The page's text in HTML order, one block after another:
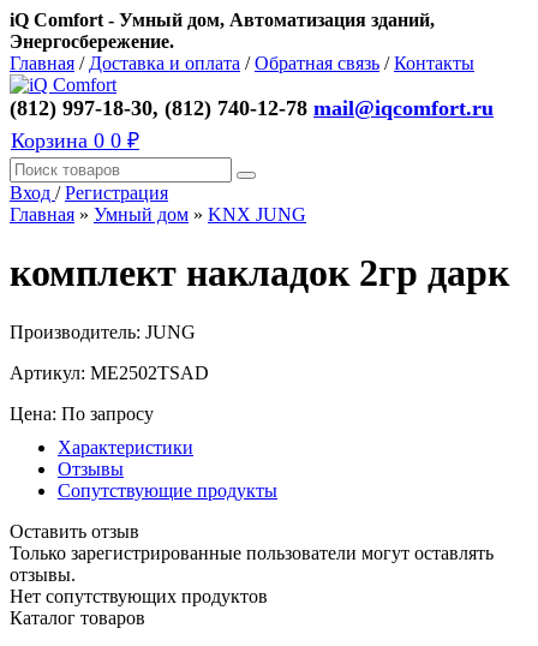
iQ Comfort - Умный дом, Автоматизация зданий,
Энергосбережение.
Главная / Доставка и оплата /Обратная связь /Контакты
(812) 997-18-30, (812) 740-12-78 mail@iqcomfort.ru
Корзина 0 0 ₽
Вход /Регистрация
Главная » Умный дом » KNX JUNG
комплект накладок 2гр дарк
Производитель: JUNG
Артикул: ME2502TSAD
Цена: По запросу
Характеристики
Отзывы
Сопутствующие продукты
Оставить отзыв
Только зарегистрированные пользователи могут оставлять
отзывы.
Нет сопутствующих продуктов
Каталог товаров